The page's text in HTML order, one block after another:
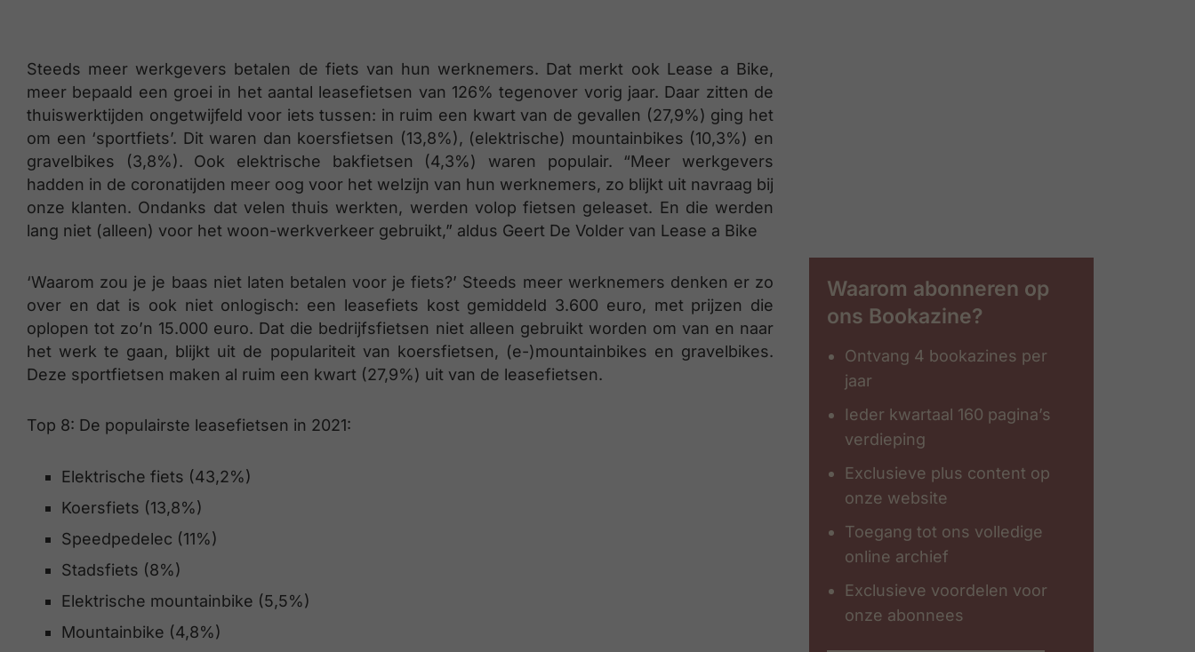
Steeds meer werkgevers betalen de fiets van hun werknemers. Dat merkt ook Lease a Bike,
meer bepaald een groei in het aantal leasefietsen van 126% tegenover vorig jaar. Daar zitten de
thuiswerktijden ongetwijfeld voor iets tussen: in ruim een kwart van de gevallen (27,9%) ging het
om een ‘sportfiets’. Dit waren dan koersfietsen (13,8%), (elektrische) mountainbikes (10,3%) en
gravelbikes (3,8%). Ook elektrische bakfietsen (4,3%) waren populair. “Meer werkgevers
hadden in de coronatijden meer oog voor het welzijn van hun werknemers, zo blijkt uit navraag bij
onze klanten. Ondanks dat velen thuis werkten, werden volop fietsen geleaset. En die werden
lang niet (alleen) voor het woon-werkverkeer gebruikt,” aldus Geert De Volder van Lease a Bike
‘Waarom zou je je baas niet laten betalen voor je fiets?’ Steeds meer werknemers denken er zo
over en dat is ook niet onlogisch: een leasefiets kost gemiddeld 3.600 euro, met prijzen die
oplopen tot zo’n 15.000 euro. Dat die bedrijfsfietsen niet alleen gebruikt worden om van en naar
het werk te gaan, blijkt uit de populariteit van koersfietsen, (e-)mountainbikes en gravelbikes.
Deze sportfietsen maken al ruim een kwart (27,9%) uit van de leasefietsen.
Top 8: De populairste leasefietsen in 2021:
Elektrische fiets (43,2%)
Koersfiets (13,8%)
Speedpedelec (11%)
Stadsfiets (8%)
Elektrische mountainbike (5,5%)
Mountainbike (4,8%)
Waarom abonneren op
ons Bookazine?
Ontvang 4 bookazines per
jaar
Ieder kwartaal 160 pagina’s
verdieping
Exclusieve plus content op
onze website
Toegang tot ons volledige
online archief
Exclusieve voordelen voor
onze abonnees